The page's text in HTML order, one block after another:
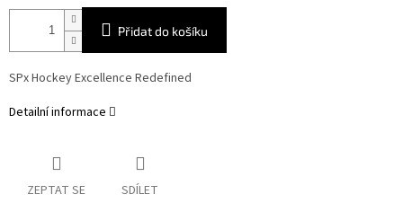
Přidat do košíku
SPx Hockey Excellence Redefined
Detailní informace
ZEPTAT SE SDÍLET